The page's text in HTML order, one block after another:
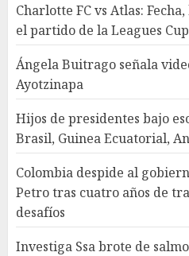
Charlotte FC vs Atlas:
el partido de la Leagues
Ángela Buitrago señala
Ayotzinapa
Hijos de presidentes bajo
Brasil, Guinea Ecuatorial,
Colombia despide al
Petro tras cuatro años de
desafíos
Investiga Ssa brote de
4
de
5
chiles
León y